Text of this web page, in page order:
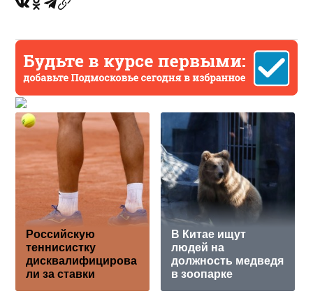
Российскую
теннисистку
дисквалифицирова
ли за ставки
В Китае ищут
людей на
должность медведя
в зоопарке